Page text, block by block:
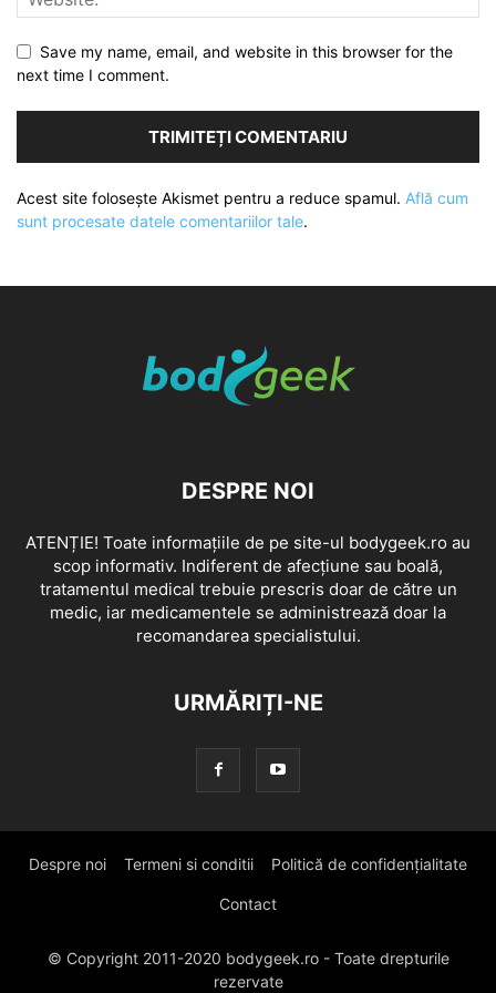
Save my name, email, and website in this browser for the
next time I comment.
Acest site folosește Akismet pentru a reduce spamul. Află cum
sunt procesate datele comentariilor tale.
DESPRE NOI
ATENȚIE! Toate informațiile de pe site-ul bodygeek.ro au
scop informativ. Indiferent de afecțiune sau boală,
tratamentul medical trebuie prescris doar de către un
medic, iar medicamentele se administrează doar la
recomandarea specialistului.
URMĂRIȚI-NE
Despre noi Termeni si conditii Politică de confidențialitate
Contact
© Copyright 2011-2020 bodygeek.ro - Toate drepturile
rezervate